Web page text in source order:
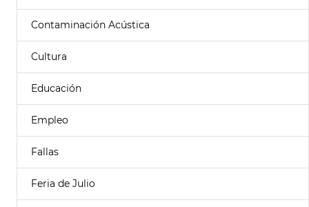
Contaminación Acústica
Cultura
Educación
Empleo
Fallas
Feria de Julio